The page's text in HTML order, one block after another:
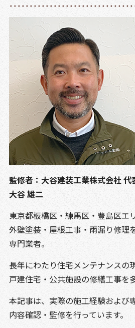
監修者：大谷建装工業株式会社 代
大谷 雄二
東京都板橋区・練馬区・豊島区エ
外壁塗装・屋根工事・雨漏り修理
専門業者。
長年にわたり住宅メンテナンスの
戸建住宅・公共施設の修繕工事を
本記事は、実際の施工経験および
内容確認・監修を行っています。